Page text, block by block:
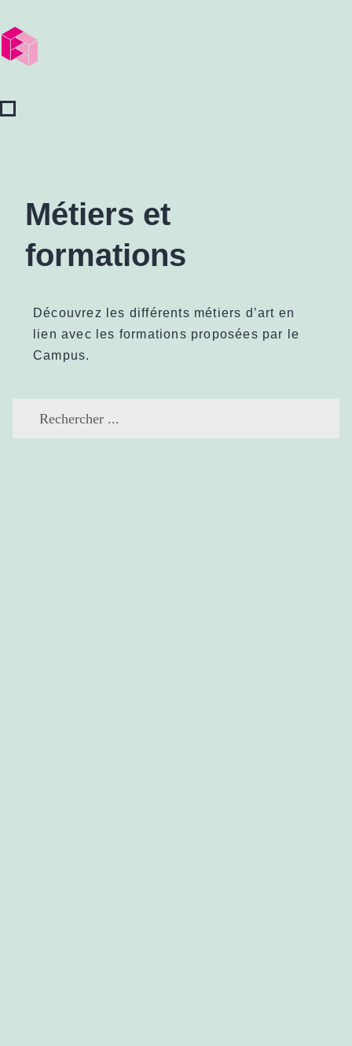
Métiers et
formations
Découvrez les différents métiers d’art en
lien avec les formations proposées par le
Campus.
for: